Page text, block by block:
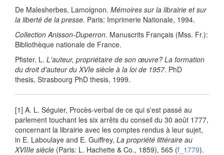
De Malesherbes, Lamoignon. Mémoires sur la librairie et sur
la liberté de la presse. Paris: Imprimerie Nationale, 1994.
Collection Anisson-Duperron. Manuscrits Français (Mss. Fr.):
Bibliothèque nationale de France.
Pfister, L. L'auteur, propriétaire de son œuvre? La formation
du droit d'auteur du XVIe siècle à la loi de 1957. PhD
thesis, Strasbourg PhD thesis, 1999.
[1] A. L. Séguier, Procès-verbal de ce qui s'est passé au
parlement touchant les six arrêts du conseil du 30 août 1777,
concernant la librairie avec les comptes rendus à leur sujet,
in E. Laboulaye and E. Guiffrey, La propriété littéraire au
XVIIIe siècle (Paris: L. Hachette & Co., 1859), 565 (f_1779).